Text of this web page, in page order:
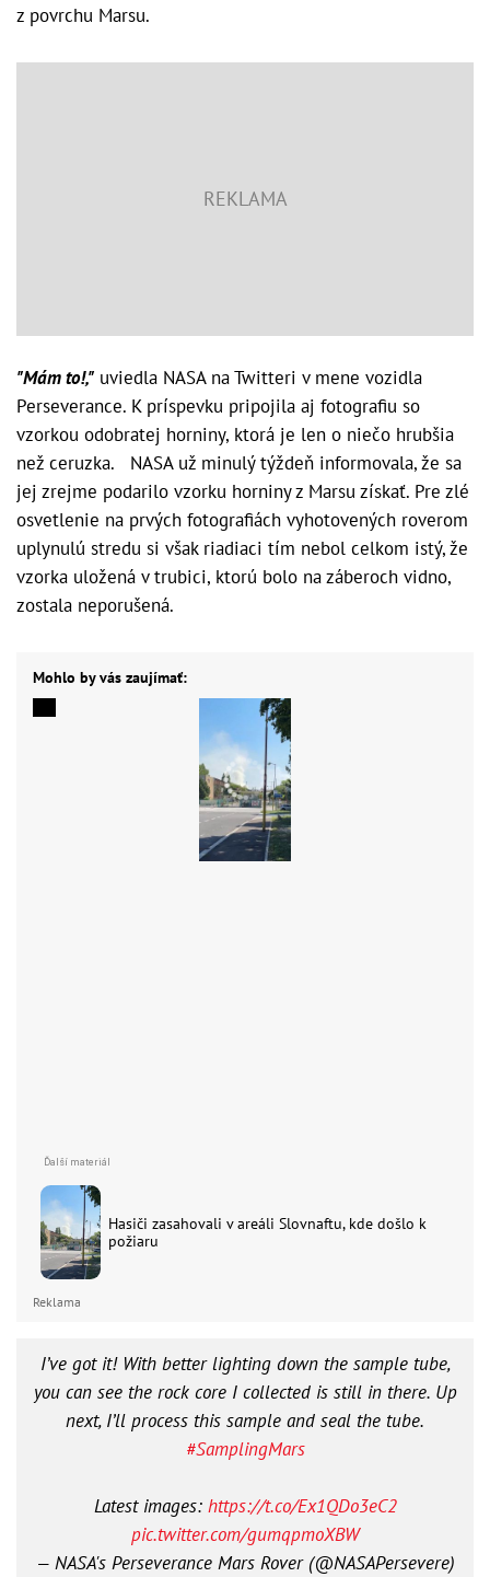
z povrchu Marsu.
"Mám to!," uviedla NASA na Twitteri v mene vozidla
Perseverance. K príspevku pripojila aj fotografiu so
vzorkou odobratej horniny, ktorá je len o niečo hrubšia
než ceruzka. NASA už minulý týždeň informovala, že sa
jej zrejme podarilo vzorku horniny z Marsu získať. Pre zlé
osvetlenie na prvých fotografiách vyhotovených roverom
uplynulú stredu si však riadiaci tím nebol celkom istý, že
vzorka uložená v trubici, ktorú bolo na záberoch vidno,
zostala neporušená.
Mohlo by vás zaujímať:
Hasiči zasahovali v areáli Slovnaftu, kde došlo k
požiaru
Reklama
I’ve got it! With better lighting down the sample tube,
you can see the rock core I collected is still in there. Up
next, I’ll process this sample and seal the tube.
#SamplingMars
Latest images: https://t.co/Ex1QDo3eC2
pic.twitter.com/gumqpmoXBW
— NASA's Perseverance Mars Rover (@NASAPersevere)